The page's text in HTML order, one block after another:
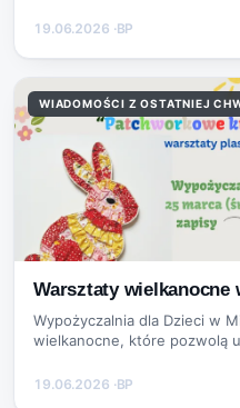
19.06.2026 ·BP
WIADOMOŚCI Z OSTATNIEJ
Warsztaty wielkanocne
Wypożyczalnia dla Dzieci w
wielkanocne, które pozwolą
19.06.2026 ·BP